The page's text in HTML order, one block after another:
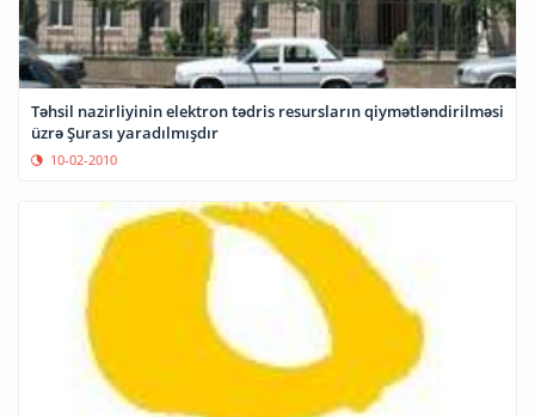
Təhsil nazirliyinin elektron tədris resursların qiymətləndirilməsi
üzrə Şurası yaradılmışdır
10-02-2010